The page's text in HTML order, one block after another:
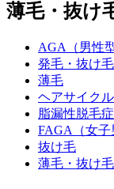
薄毛・抜け
AGA（男性
発毛・抜け
薄毛
ヘアサイク
脂漏性脱毛症
FAGA（女子
抜け毛
薄毛・抜け